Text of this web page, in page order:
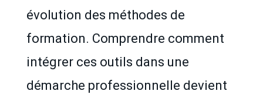
évolution des méthodes de
formation. Comprendre comment
intégrer ces outils dans une
démarche professionnelle devient